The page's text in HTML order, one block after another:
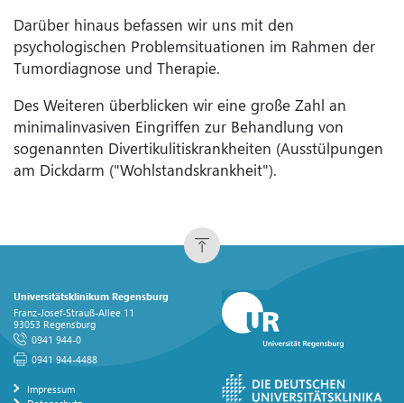
Darüber hinaus befassen wir uns mit den
psychologischen Problemsituationen im Rahmen der
Tumordiagnose und Therapie.
Des Weiteren überblicken wir eine große Zahl an
minimalinvasiven Eingriffen zur Behandlung von
sogenannten Divertikulitiskrankheiten (Ausstülpungen
am Dickdarm ("Wohlstandskrankheit").
Universitätsklinikum Regensburg
Franz-Josef-Strauß-Allee 11
93053 Regensburg
0941 944-0
0941 944-4488
Impressum